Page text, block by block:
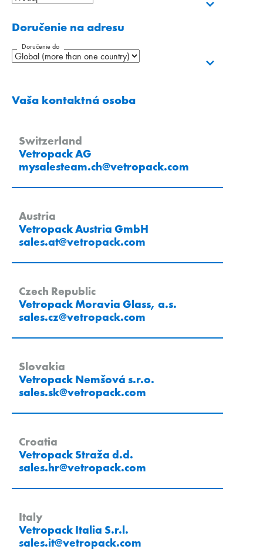
Doručenie na adresu
Doručenie do
Vaša kontaktná osoba
Switzerland
Vetropack AG
mysalesteam.ch@vetropack.com
Austria
Vetropack Austria GmbH
sales.at@vetropack.com
Czech Republic
Vetropack Moravia Glass, a.s.
sales.cz@vetropack.com
Slovakia
Vetropack Nemšová s.r.o.
sales.sk@vetropack.com
Croatia
Vetropack Straža d.d.
sales.hr@vetropack.com
Italy
Vetropack Italia S.r.l.
sales.it@vetropack.com